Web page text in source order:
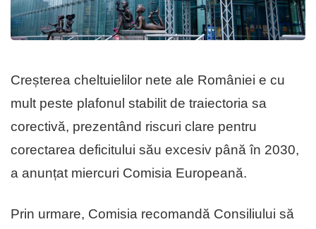
Creșterea cheltuielilor nete ale României e cu
mult peste plafonul stabilit de traiectoria sa
corectivă, prezentând riscuri clare pentru
corectarea deficitului său excesiv până în 2030,
a anunțat miercuri Comisia Europeană.
Prin urmare, Comisia recomandă Consiliului să